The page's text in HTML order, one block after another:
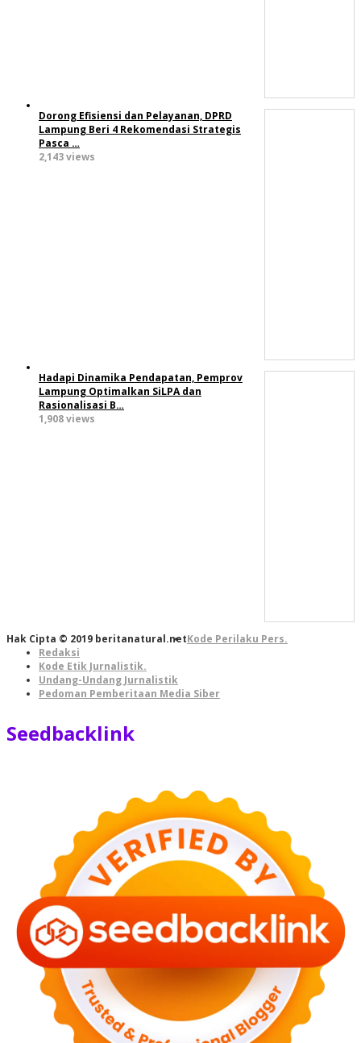
Dorong Efisiensi dan Pelayanan, DPRD
Lampung Beri 4 Rekomendasi Strategis
Pasca …
2,143 views
Hadapi Dinamika Pendapatan, Pemprov
Lampung Optimalkan SiLPA dan
Rasionalisasi B…
1,908 views
Hak Cipta © 2019 beritanatural.netKode Perilaku Pers.
Redaksi
Kode Etik Jurnalistik.
Undang-Undang Jurnalistik
Pedoman Pemberitaan Media Siber
Seedbacklink